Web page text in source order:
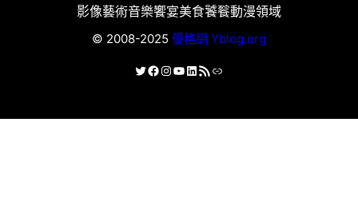
影像藝術音樂饗宴美食饕餮動漫領域
© 2008-2025 優格網 Yblog.org
X Facebook
Instagram
YouTube
LinkedIn
RSS 資訊提供連結